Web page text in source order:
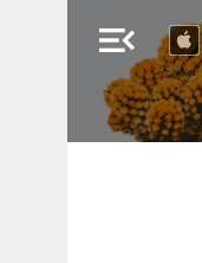
menu_open